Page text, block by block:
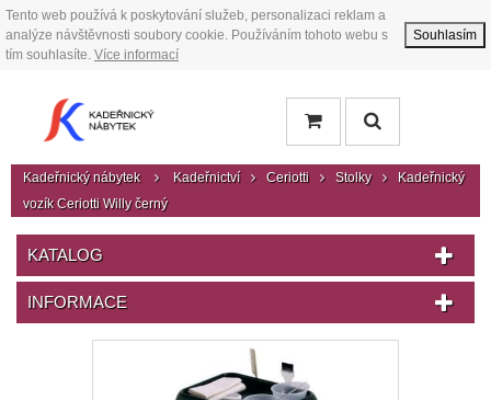
Tento web používá k poskytování služeb, personalizaci reklam a
analýze návštěvnosti soubory cookie. Používáním tohoto webu s
tím souhlasíte. Více informací
Souhlasím
Kadeřnický nábytek Kadeřnictví Ceriotti Stolky
Kadeřnický
vozík Ceriotti Willy černý
KATALOG
INFORMACE